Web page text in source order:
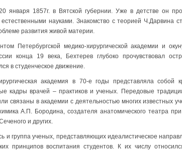
января 1857г. в Вятской губернии. Уже в детстве он
науками. Знакомство с теорией Ч.Дарвина
развития живой материи.
Петербургской медико-хирургической академии и
конца 19 века, Бехтерев глубоко прочувствовал
в студенческое движение.
академия в 70-е годы представляла собой
кадры врачей – практиков и ученых. Передовые
связаны в академии с деятельностью многих известных
А.П. Бородина, создателя анатомического театра
и других.
и группа ученых, представляющих идеалистическое
принципов воспитания студентов. К их числу